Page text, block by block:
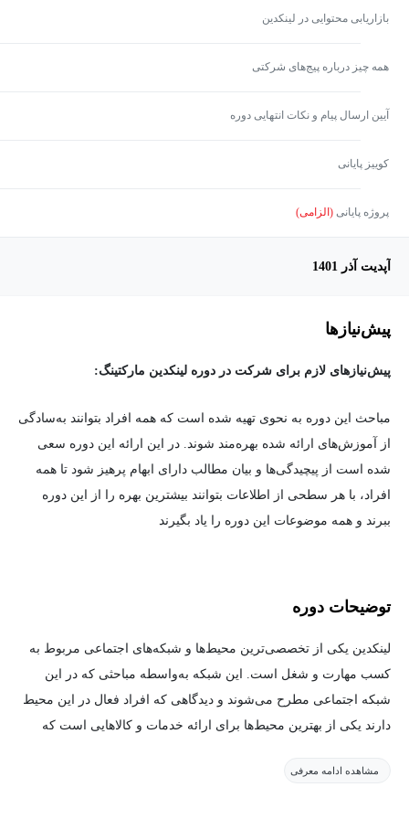
بازاریابی محتوایی در لینکدین
همه چیز درباره پیج‌های شرکتی
آیین ارسال پیام و نکات انتهایی دوره
کوییز پایانی
پروژه پایانی (الزامی)
آپدیت آذر 1401
پیش‌نیاز‌ها
پیش‌نیازهای لازم برای شرکت در دوره لینکدین مارکتینگ:
مباحث این دوره به نحوی تهیه شده است که همه افراد بتوانند به‌سادگی
از آموزش‌های ارائه شده بهره‌مند شوند. در این ارائه این دوره سعی
شده است از پیچیدگی‌ها و بیان مطالب دارای ابهام پرهیز شود تا همه
افراد، با هر سطحی از اطلاعات بتوانند بیشترین بهره را از این دوره
ببرند و همه موضوعات این دوره را یاد بگیرند
توضیحات دوره
لینکدین یکی از تخصصی‌ترین محیط‌ها و شبکه‌های اجتماعی مربوط به
کسب مهارت و شغل است. این شبکه به‌واسطه مباحثی که در این
شبکه اجتماعی مطرح می‌شوند و دیدگاهی که افراد فعال در این محیط
دارند یکی از بهترین محیط‌ها برای ارائه خدمات و کالاهایی است که
ماهیت خاص این شبکه اجتماعی، یکی از روش‌های بسیار عالی،
مشاهده ادامه معرفی